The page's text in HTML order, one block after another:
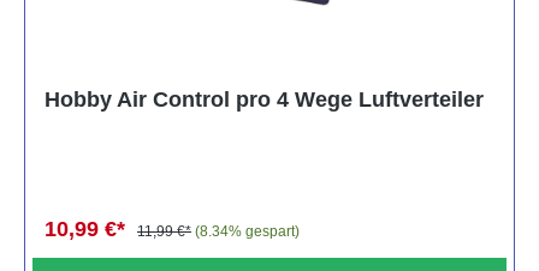
Hobby Air Control pro 4 Wege Luftverteiler
10,99 €* 11,99 €* (8.34% gespart)